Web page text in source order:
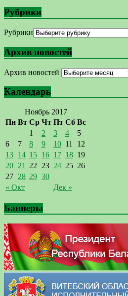
Рубрики
Рубрики
Архив новостей
Архив новостей
Календарь
Ноябрь 2017
Пн Вт Ср Чт Пт Сб Вс
« Окт Дек »
1 2 3 4
5
6
7 8 9 10 11
12
13 14 15 16 17 18 19
20 21 22 23 24 25 26
27 28 29 30
Баннеры